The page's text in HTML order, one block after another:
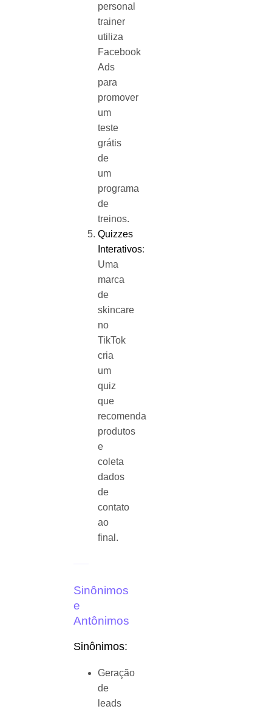
personal
trainer
utiliza
Facebook
Ads
para
promover
um
teste
grátis
de
um
programa
de
treinos.
Quizzes
Interativos:
Uma
marca
de
skincare
no
TikTok
cria
um
quiz
que
recomenda
produtos
e
coleta
dados
de
contato
ao
final.
Sinônimos
e
Antônimos
Sinônimos:
Geração
de
leads